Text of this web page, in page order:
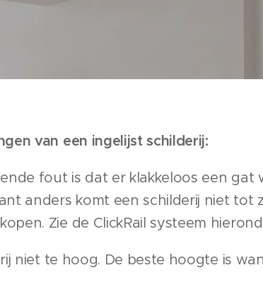
van een ingelijst schilderij:
fout is dat er klakkeloos een
anders komt een schilderij niet tot
Zie de ClickRail systeem
niet te hoog. De beste hoogte is